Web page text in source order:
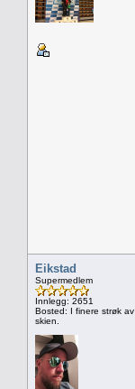
Eikstad
Supermedlem
Innlegg: 2651
Bosted: I finere strøk av
skien.